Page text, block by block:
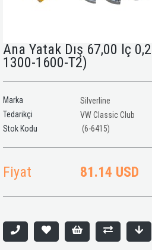
Ana Yatak Dış 67,00 İç
1300-1600-T2)
Marka
Silverline
Tedarikçi
VW Classic Club
(6-6415)
Fiyat 81.14 USD